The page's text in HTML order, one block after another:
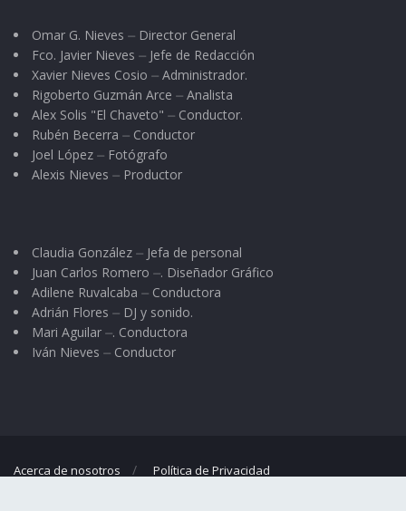
Omar G. Nieves ⏤ Director General
Fco. Javier Nieves ⏤ Jefe de Redacción
Xavier Nieves Cosio ⏤ Administrador.
Rigoberto Guzmán Arce ⏤ Analista
Alex Solis "El Chaveto" ⏤ Conductor.
Rubén Becerra ⏤ Conductor
Joel López ⏤ Fotógrafo
Alexis Nieves ⏤ Productor
Claudia González ⏤ Jefa de personal
Juan Carlos Romero ⏤. Diseñador Gráfico
Adilene Ruvalcaba ⏤ Conductora
Adrián Flores ⏤ DJ y sonido.
Mari Aguilar ⏤. Conductora
Iván Nieves ⏤ Conductor
Acerca de nosotros Política de Privacidad